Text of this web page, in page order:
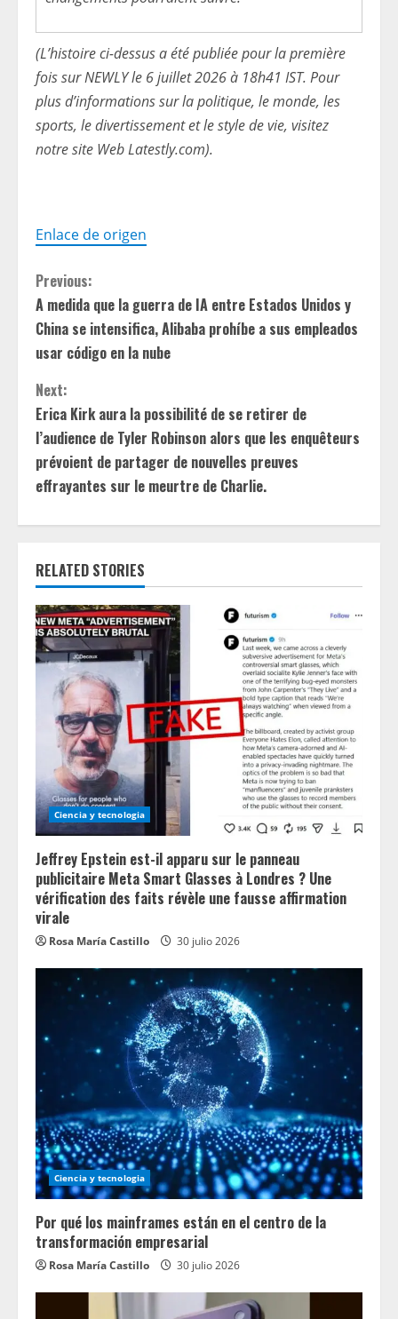
(L’histoire ci-dessus a été publiée pour la première
fois sur NEWLY le 6 juillet 2026 à 18h41 IST. Pour
plus d’informations sur la politique, le monde, les
sports, le divertissement et le style de vie, visitez
notre site Web Latestly.com).
Enlace de origen
C
o
n
t
i
n
R
e
a
n
g
Previous:
A medida que la guerra de IA entre Estados Unidos y
China se intensifica, Alibaba prohíbe a sus empleados
usar código en la nube
Next:
Erica Kirk aura la possibilité de se retirer de
l’audience de Tyler Robinson alors que les enquêteurs
prévoient de partager de nouvelles preuves
effrayantes sur le meurtre de Charlie.
RELATED STORIES
Ciencia y tecnologia
Jeffrey Epstein est-il apparu sur le panneau
publicitaire Meta Smart Glasses à Londres ? Une
vérification des faits révèle une fausse affirmation
virale
Rosa María Castillo 30 julio 2026
Ciencia y tecnologia
Por qué los mainframes están en el centro de la
transformación empresarial
Rosa María Castillo 30 julio 2026